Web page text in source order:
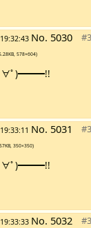
No. 5030
578×604)
∀ﾟ)━━━!!
No. 5031
350×350)
∀ﾟ)━━━!!
No. 5032